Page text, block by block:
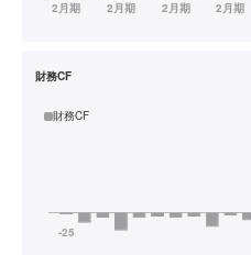
財務CF
財務CF